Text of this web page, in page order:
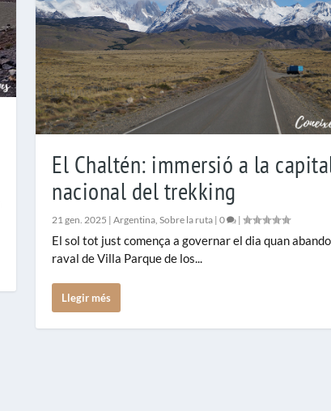
El Chaltén: immersió a la
nacional del trekking
21 gen. 2025 | Argentina, Sobre la ruta | 0 |
El sol tot just comença a governar el dia quan
raval de Villa Parque de los...
Llegir més